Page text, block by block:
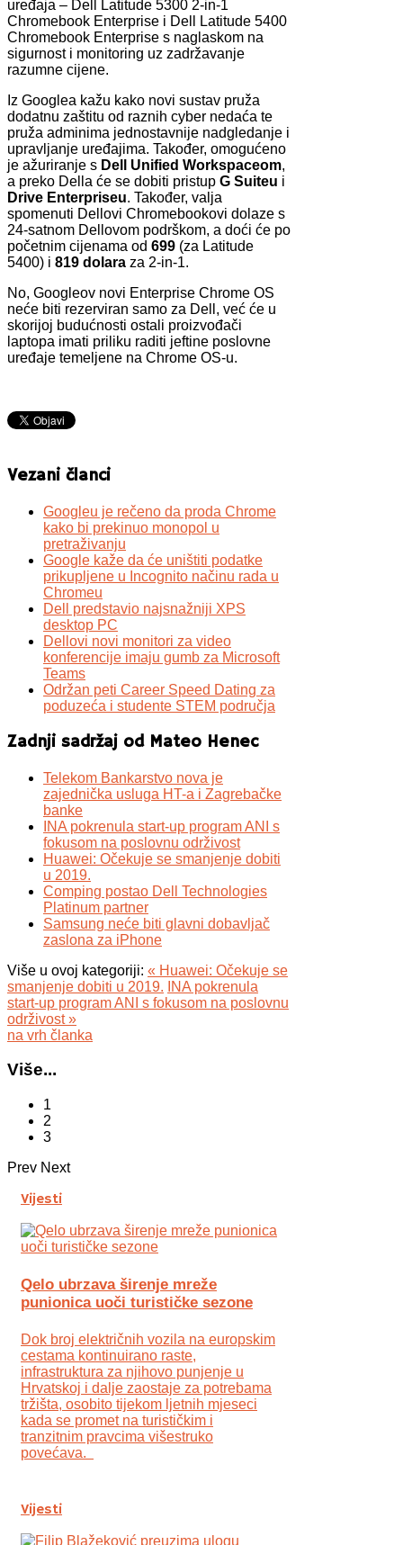
uređaja – Dell Latitude 5300 2-in-1
Chromebook Enterprise i Dell Latitude 5400
Chromebook Enterprise s naglaskom na
sigurnost i monitoring uz zadržavanje
razumne cijene.
Iz Googlea kažu kako novi sustav pruža
dodatnu zaštitu od raznih cyber nedaća te
pruža adminima jednostavnije nadgledanje i
upravljanje uređajima. Također, omogućeno
je ažuriranje s Dell Unified Workspaceom,
a preko Della će se dobiti pristup G Suiteu i
Drive Enterpriseu. Također, valja
spomenuti Dellovi Chromebookovi dolaze s
24-satnom Dellovom podrškom, a doći će po
početnim cijenama od 699 (za Latitude
5400) i 819 dolara za 2-in-1.
No, Googleov novi Enterprise Chrome OS
neće biti rezerviran samo za Dell, već će u
skorijoj budućnosti ostali proizvođači
laptopa imati priliku raditi jeftine poslovne
uređaje temeljene na Chrome OS-u.
Vezani članci
Googleu je rečeno da proda Chrome
kako bi prekinuo monopol u
pretraživanju
Google kaže da će uništiti podatke
prikupljene u Incognito načinu rada u
Chromeu
Dell predstavio najsnažniji XPS
desktop PC
Dellovi novi monitori za video
konferencije imaju gumb za Microsoft
Teams
Održan peti Career Speed Dating za
poduzeća i studente STEM područja
Zadnji sadržaj od Mateo Henec
Telekom Bankarstvo nova je
zajednička usluga HT-a i Zagrebačke
banke
INA pokrenula start-up program ANI s
fokusom na poslovnu održivost
Huawei: Očekuje se smanjenje dobiti
u 2019.
Comping postao Dell Technologies
Platinum partner
Samsung neće biti glavni dobavljač
zaslona za iPhone
Više u ovoj kategoriji: « Huawei: Očekuje se
smanjenje dobiti u 2019.
INA pokrenula
start-up program ANI s fokusom na poslovnu
održivost »
na vrh članka
Više...
1
2
3
Prev Next
Vijesti
Qelo ubrzava širenje mreže
punionica uoči turističke sezone
Dok broj električnih vozila na europskim
cestama kontinuirano raste,
infrastruktura za njihovo punjenje u
Hrvatskoj i dalje zaostaje za potrebama
tržišta, osobito tijekom ljetnih mjeseci
kada se promet na turističkim i
tranzitnim pravcima višestruko
povećava.
Vijesti